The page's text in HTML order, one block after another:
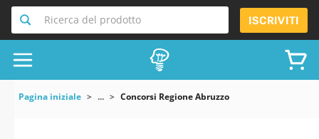
Ricerca del prodotto ISCRIVITI
Pagina iniziale ... Concorsi Regione Abruzzo